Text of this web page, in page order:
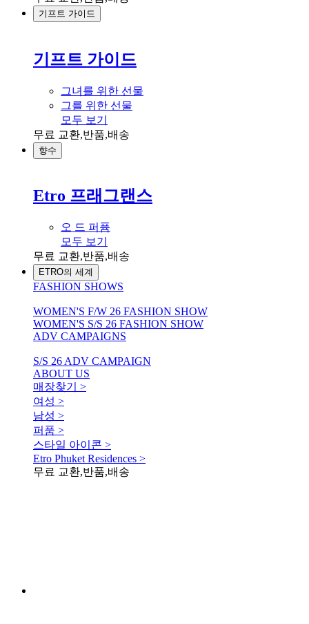
기프트 가이드
기프트 가이드
그녀를 위한 선물
그를 위한 선물
모두 보기
무료 교환,반품,배송
향수
Etro 프래그랜스
오 드 퍼퓸
모두 보기
무료 교환,반품,배송
ETRO의 세계
FASHION SHOWS
WOMEN'S F/W 26 FASHION SHOW
WOMEN'S S/S 26 FASHION SHOW
ADV CAMPAIGNS
S/S 26 ADV CAMPAIGN
ABOUT US
매장찾기 >
여성 >
남성 >
퍼품 >
스타일 아이콘 >
Etro Phuket Residences >
무료 교환,반품,배송